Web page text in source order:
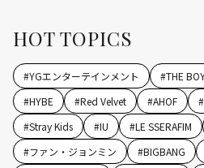
HOT TOPICS
#YGエンターテインメント #THE
#HYBE #Red Velvet #AHOF #
#Stray Kids #IU #LE SSERAFIM
#ファン・ジョンミン #BIGBANG